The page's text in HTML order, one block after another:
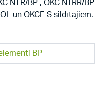
NTR/BP , OKC NTRR/BP
un OKCE S sildītājiem.
BP